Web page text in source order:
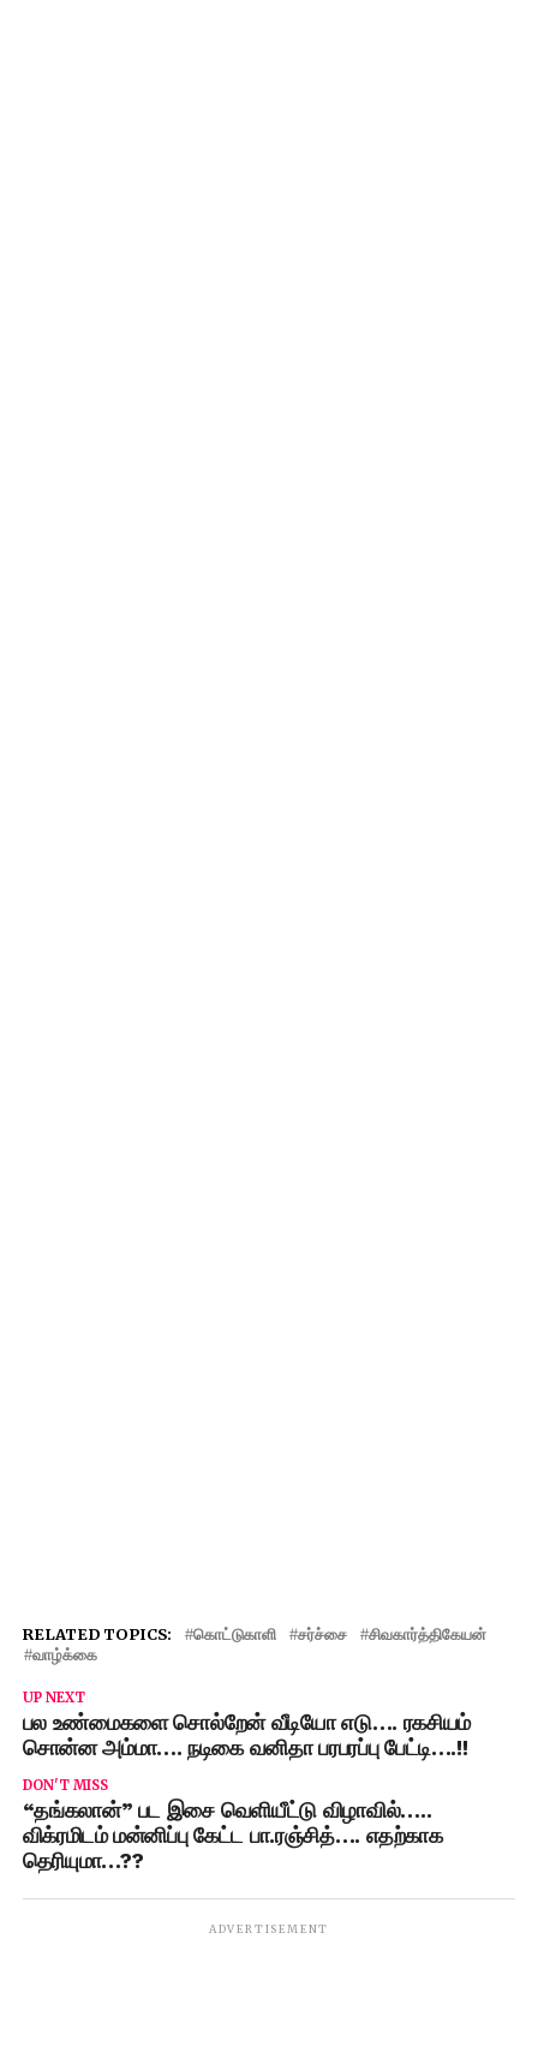
RELATED TOPICS: கொட்டுகாளி சர்ச்சை
சிவகார்த்திகேயன்
வாழ்க்கை
UP NEXT
பல உண்மைகளை சொல்றேன் வீடியோ எடு…. ரகசியம்
சொன்ன அம்மா…. நடிகை வனிதா பரபரப்பு பேட்டி….!!
DON'T MISS
“தங்கலான்” பட இசை வெளியீட்டு விழாவில்…..
விக்ரமிடம் மன்னிப்பு கேட்ட பா.ரஞ்சித்…. எதற்காக
தெரியுமா…??
ADVERTISEMENT